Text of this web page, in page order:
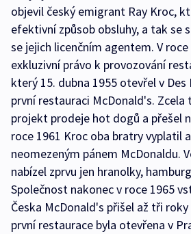
objevil český emigrant Ray Kroc,
efektivní způsob obsluhy, a tak se
se jejich licenčním agentem. V
exkluzivní právo k provozování
který 15. dubna 1955 otevřel v Des
první restauraci McDonald's. Zcela
projekt prodeje hot dogů a přešel
roce 1961 Kroc oba bratry vyplatil
neomezeným pánem McDonaldu.
nabízel zprvu jen hranolky,
Společnost nakonec v roce 1965
Česka McDonald's přišel až tři
první restaurace byla otevřena v